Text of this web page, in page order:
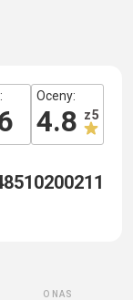
O nas
Oceny:
4.8 z 5